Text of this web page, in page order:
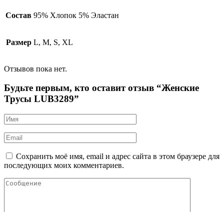
Состав 95% Хлопок 5% Эластан
Размер L, M, S, XL
Отзывов пока нет.
Будьте первым, кто оставит отзыв “Женские
Трусы LUB3289”
Сохранить моё имя, email и адрес сайта в этом браузере для
последующих моих комментариев.